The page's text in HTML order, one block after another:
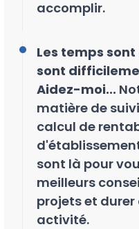
accomplir.
Les temps
sont
Aidez-moi...
matière de
calcul de
sont là pour
meilleurs
projets et
activité.